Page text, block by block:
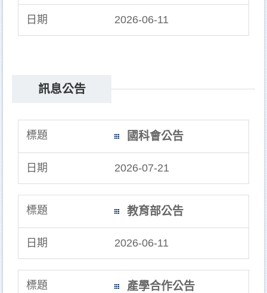
2026-06-11
訊息公告
國科會公告
2026-07-21
教育部公告
2026-06-11
產學合作公告